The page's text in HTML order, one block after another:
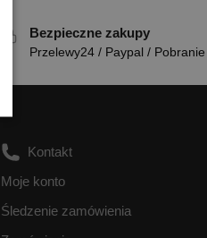
Bezpieczne zakupy
Przelewy24 / Paypal / Pobranie
Kontakt
Moje konto
Śledzenie zamówienia